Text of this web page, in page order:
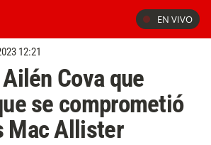
EN VIVO
12:21
Cova que
se comprometió
Mac Allister